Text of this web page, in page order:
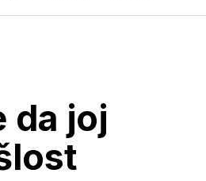
da joj